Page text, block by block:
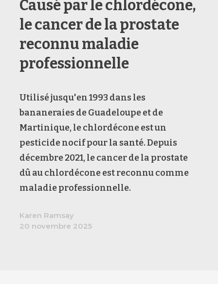
Causé par le chlordécone,
le cancer de la prostate
reconnu maladie
professionnelle
Utilisé jusqu'en 1993 dans les
bananeraies de Guadeloupe et de
Martinique, le chlordécone est un
pesticide nocif pour la santé. Depuis
décembre 2021, le cancer de la prostate
dû au chlordécone est reconnu comme
maladie professionnelle.
Karen Ramsay
20 novembre 2025